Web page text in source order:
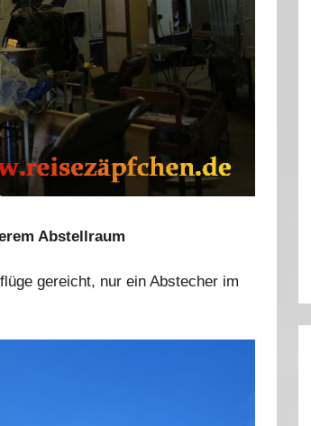
Abstellraum
gereicht, nur ein Abstecher im